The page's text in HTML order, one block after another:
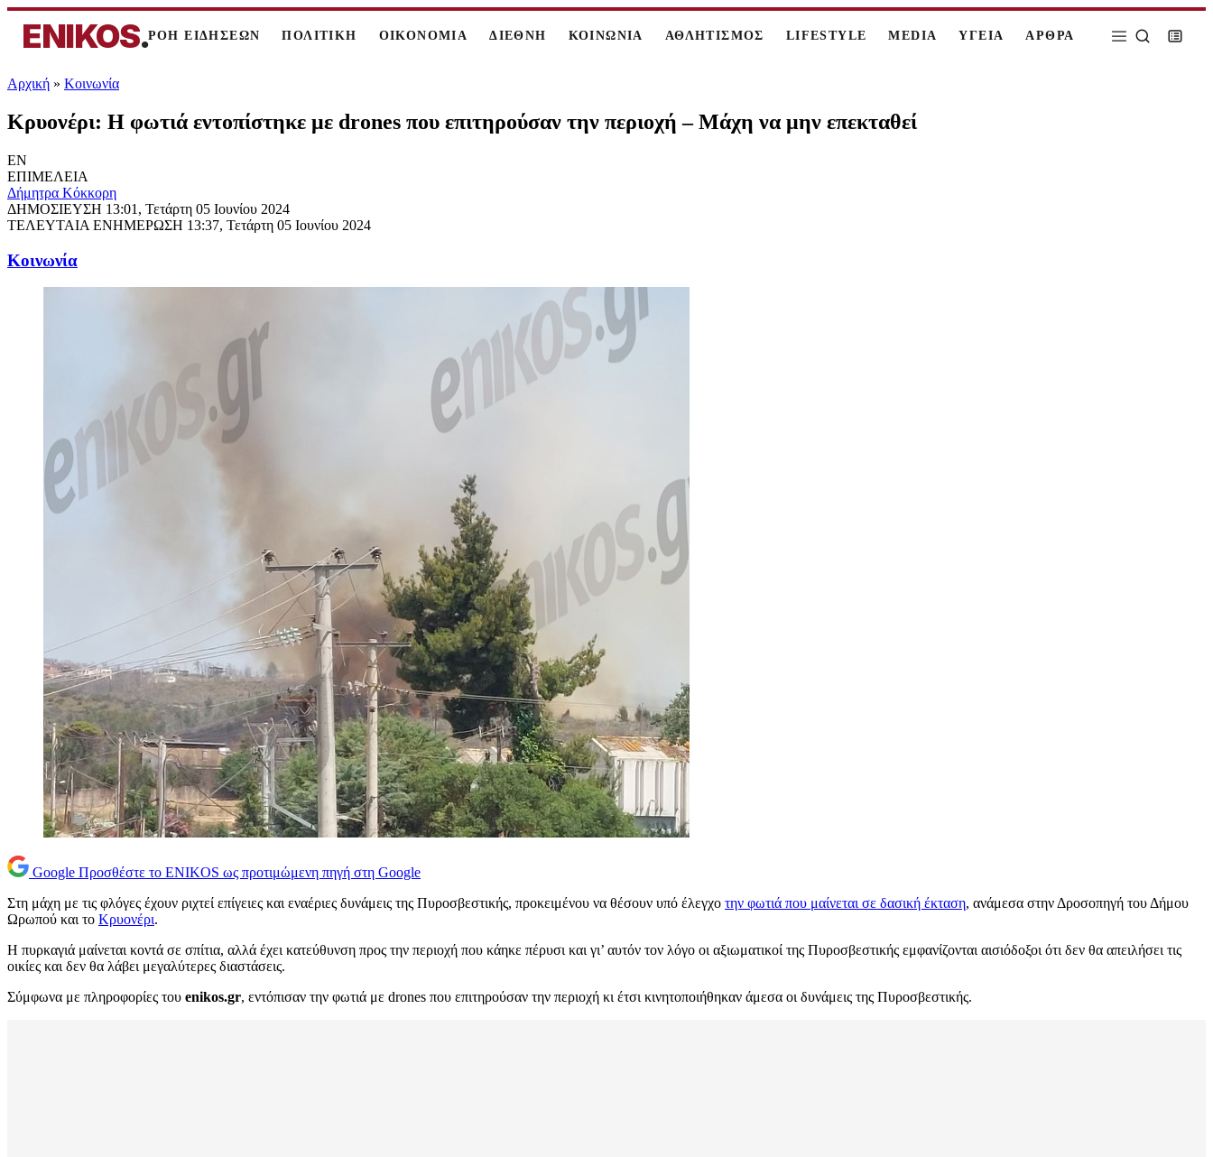
ENIKOS.ΡΟΗ ΕΙΔΗΣΕΩΝ ΠΟΛΙΤΙΚΗ ΟΙΚΟΝΟΜΙΑ ΔΙΕΘΝΗ ΚΟΙΝΩΝΙΑ ΑΘΛΗΤΙΣΜΟΣ LIFESTYLE MEDIA ΥΓΕΙΑ ΑΡΘΡΑ
Αρχική » Κοινωνία
Κρυονέρι: Η φωτιά εντοπίστηκε με drones που επιτηρούσαν την περιοχή – Μάχη να μην επεκταθεί
EN
ΕΠΙΜΕΛΕΙΑ
Δήμητρα Κόκκορη
ΔΗΜΟΣΙΕΥΣΗ 13:01, Τετάρτη 05 Ιουνίου 2024
ΤΕΛΕΥΤΑΙΑ ΕΝΗΜΕΡΩΣΗ 13:37, Τετάρτη 05 Ιουνίου 2024
Κοινωνία
Google Προσθέστε το ENIKOS ως προτιμώμενη πηγή στη Google
Στη μάχη με τις φλόγες έχουν ριχτεί επίγειες και εναέριες δυνάμεις της Πυροσβεστικής, προκειμένου να θέσουν υπό έλεγχο την φωτιά που μαίνεται σε δασική έκταση, ανάμεσα στην Δροσοπηγή του Δήμου
Ωρωπού και το Κρυονέρι.
Η πυρκαγιά μαίνεται κοντά σε σπίτια, αλλά έχει κατεύθυνση προς την περιοχή που κάηκε πέρυσι και γι’ αυτόν τον λόγο οι αξιωματικοί της Πυροσβεστικής εμφανίζονται αισιόδοξοι ότι δεν θα απειλήσει τις
οικίες και δεν θα λάβει μεγαλύτερες διαστάσεις.
Σύμφωνα με πληροφορίες του enikos.gr, εντόπισαν την φωτιά με drones που επιτηρούσαν την περιοχή κι έτσι κινητοποιήθηκαν άμεσα οι δυνάμεις της Πυροσβεστικής.